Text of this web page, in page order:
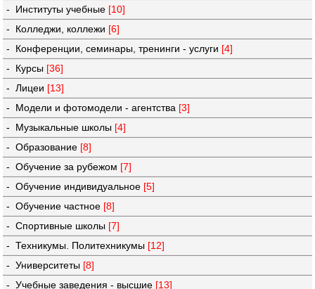
- Институты учебные [10]
- Колледжи, коллежи [6]
- Конференции, семинары, тренинги - услуги [4]
- Курсы [36]
- Лицеи [13]
- Модели и фотомодели - агентства [3]
- Музыкальные школы [4]
- Образование [8]
- Обучение за рубежом [7]
- Обучение индивидуальное [5]
- Обучение частное [8]
- Спортивные школы [7]
- Техникумы. Политехникумы [12]
- Университеты [8]
- Учебные заведения - высшие [13]